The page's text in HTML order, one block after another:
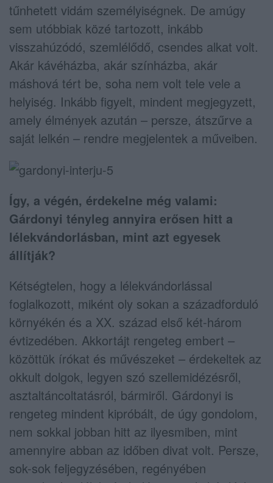
tűnhetett vidám személyiségnek. De amúgy
sem utóbbiak közé tartozott, inkább
visszahúzódó, szemlélődő, csendes alkat volt.
Akár kávéházba, akár színházba, akár
máshová tért be, soha nem volt tele vele a
helyiség. Inkább figyelt, mindent megjegyzett,
amely élmények azután – persze, átszűrve a
saját lelkén – rendre megjelentek a műveiben.
Így, a végén, érdekelne még valami:
Gárdonyi tényleg annyira erősen hitt a
lélekvándorlásban, mint azt egyesek
állítják?
Kétségtelen, hogy a lélekvándorlással
foglalkozott, miként oly sokan a századforduló
környékén és a XX. század első két-három
évtizedében. Akkortájt rengeteg embert –
közöttük írókat és művészeket – érdekeltek az
okkult dolgok, legyen szó szellemidézésről,
asztaltáncoltatásról, bármiről. Gárdonyi is
rengeteg mindent kipróbált, de úgy gondolom,
nem sokkal jobban hitt az ilyesmiben, mint
amennyire abban az időben divat volt. Persze,
sok-sok feljegyzésében, regényében